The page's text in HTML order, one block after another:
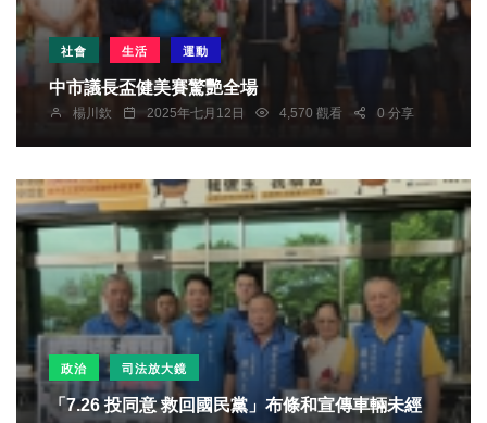
社會 生活 運動
中市議長盃健美賽驚艷全場
楊川欽 2025年七月12日 4,570 觀看 0 分享
政治 司法放大鏡
「7.26 投同意 救回國民黨」布條和宣傳車輛未經